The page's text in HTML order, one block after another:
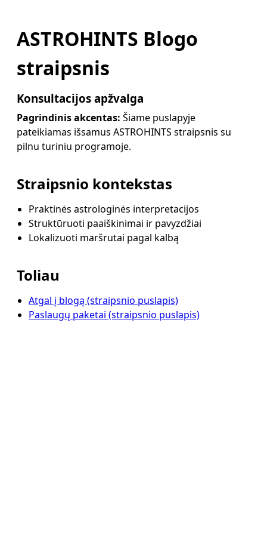
ASTROHINTS Blogo
straipsnis
Konsultacijos apžvalga
Pagrindinis akcentas: Šiame puslapyje
pateikiamas išsamus ASTROHINTS straipsnis su
pilnu turiniu programoje.
Straipsnio kontekstas
Praktinės astrologinės interpretacijos
Struktūruoti paaiškinimai ir pavyzdžiai
Lokalizuoti maršrutai pagal kalbą
Toliau
Atgal į blogą (straipsnio puslapis)
Paslaugų paketai (straipsnio puslapis)